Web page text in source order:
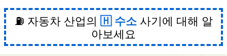
⛽ 자동차 산업의 수소사기에 대해 알
아보세요